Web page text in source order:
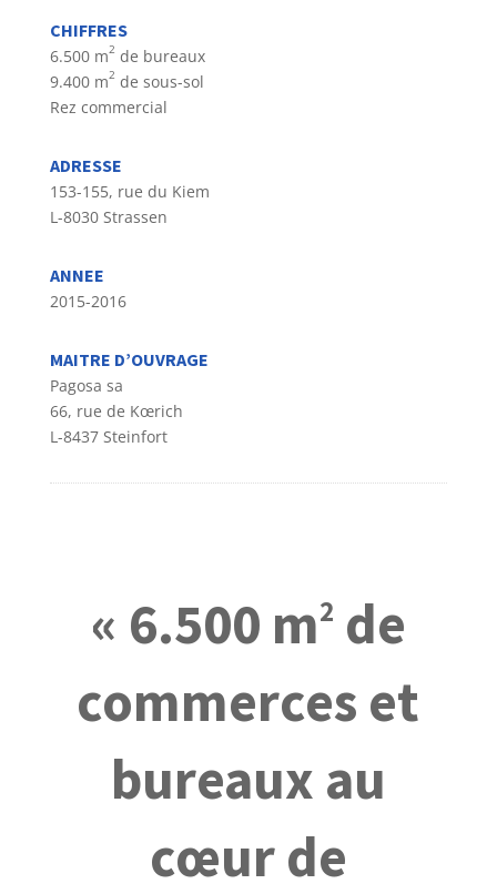
CHIFFRES
6.500 m2 de bureaux
9.400 m2 de sous-sol
Rez commercial
ADRESSE
153-155, rue du Kiem
L-8030 Strassen
ANNEE
2015-2016
MAITRE D’OUVRAGE
Pagosa sa
66, rue de Kœrich
L-8437 Steinfort
« 6.500 m2 de
commerces et
bureaux au
cœur de